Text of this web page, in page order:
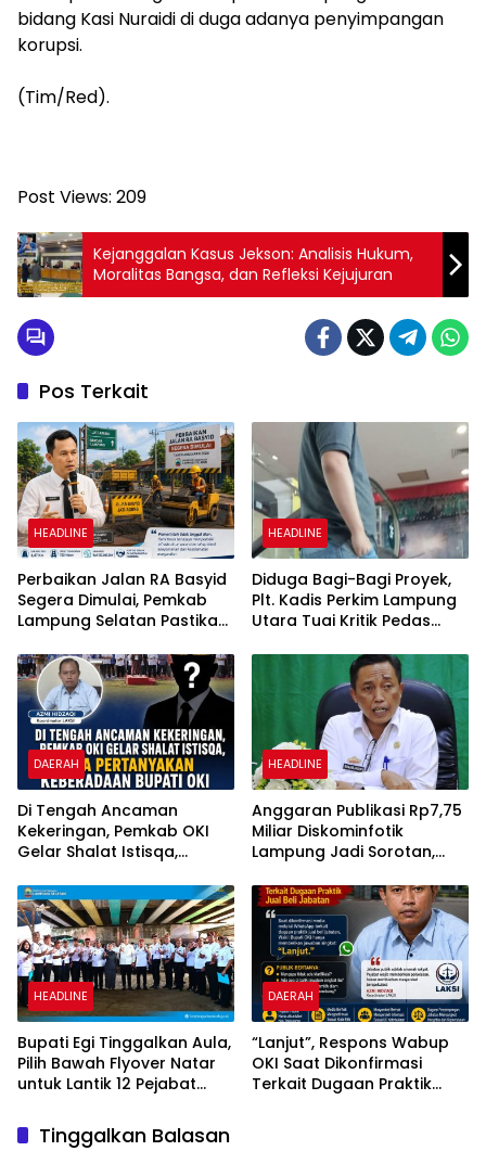
bidang Kasi Nuraidi di duga adanya penyimpangan
korupsi.
‎(Tim/Red).
Post Views: 209
Kejanggalan Kasus Jekson: Analisis Hukum,
Moralitas Bangsa, dan Refleksi Kejujuran
Pos Terkait
HEADLINE
Perbaikan Jalan RA Basyid
Segera Dimulai, Pemkab
Lampung Selatan Pastikan
Aman dan Nyaman
HEADLINE
Diduga Bagi-Bagi Proyek,
Plt. Kadis Perkim Lampung
Utara Tuai Kritik Pedas
DAERAH
Di Tengah Ancaman
Kekeringan, Pemkab OKI
Gelar Shalat Istisqa,
Keberadaan Bupati OKI
HEADLINE
Anggaran Publikasi Rp7,75
Miliar Diskominfotik
Lampung Jadi Sorotan,
Dana Dipertanyakan
HEADLINE
Bupati Egi Tinggalkan Aula,
Pilih Bawah Flyover Natar
untuk Lantik 12 Pejabat
DAERAH
“Lanjut”, Respons Wabup
OKI Saat Dikonfirmasi
Terkait Dugaan Praktik
Tinggalkan Balasan